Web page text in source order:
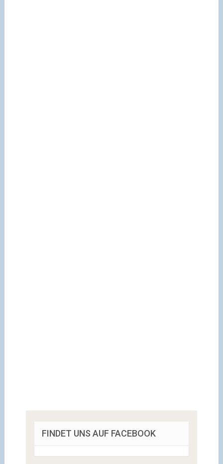
FINDET UNS AUF FACEBOOK